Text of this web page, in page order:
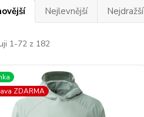
Nejlevnější Nejdražší
1-72 z 182
ZDARMA